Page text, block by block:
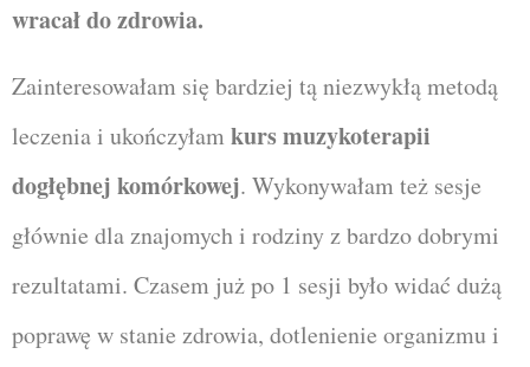
wracał do zdrowia.
Zainteresowałam się bardziej tą niezwykłą metodą
leczenia i ukończyłam kurs muzykoterapii
dogłębnej komórkowej. Wykonywałam też sesje
głównie dla znajomych i rodziny z bardzo dobrymi
rezultatami. Czasem już po 1 sesji było widać dużą
poprawę w stanie zdrowia, dotlenienie organizmu i